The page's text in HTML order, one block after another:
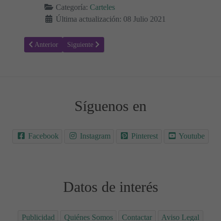
Categoría: Carteles
Última actualización: 08 Julio 2021
Artículo anterior: Normas de convivencia 07
Anterior Artículo siguiente: Normas de convivencia 05
Siguiente
Síguenos en
Facebook Instagram Pinterest Youtube
Datos de interés
Publicidad Quiénes Somos Contactar Aviso Legal